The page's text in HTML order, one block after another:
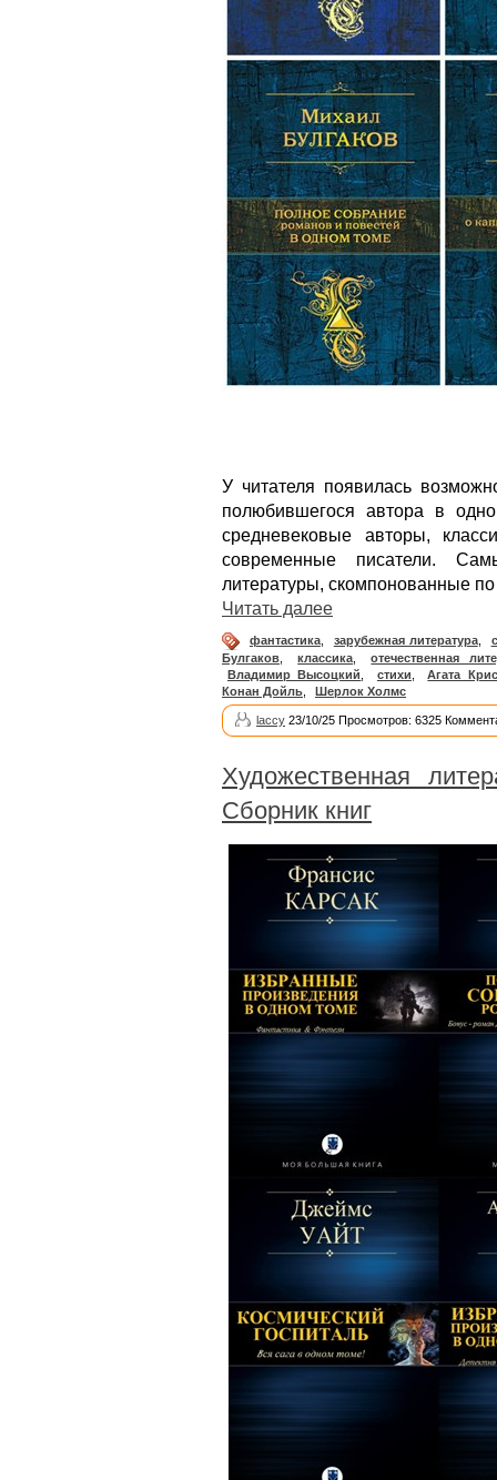
У читателя появилась
полюбившегося автора в
средневековые авторы,
современные писатели.
литературы, скомпонованные
Читать далее
фантастика, зарубежная литература,
Булгаков
классика
отечественная
Владимир Высоцкий
стихи
Агата
Конан Дойль
Шерлок Холмс
laccy 23/10/25 Просмотров: 6325
Художественная
Сборник книг